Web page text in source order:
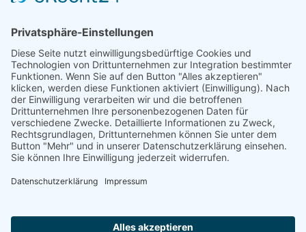
Ich akzeptiere die AGBs
ich die Informationen verbunden mit den
GDPR gelesen habe.
Senden
Home
Impressum
Datenschutz
Verfahrensverzeichnis
Videoüberwachung